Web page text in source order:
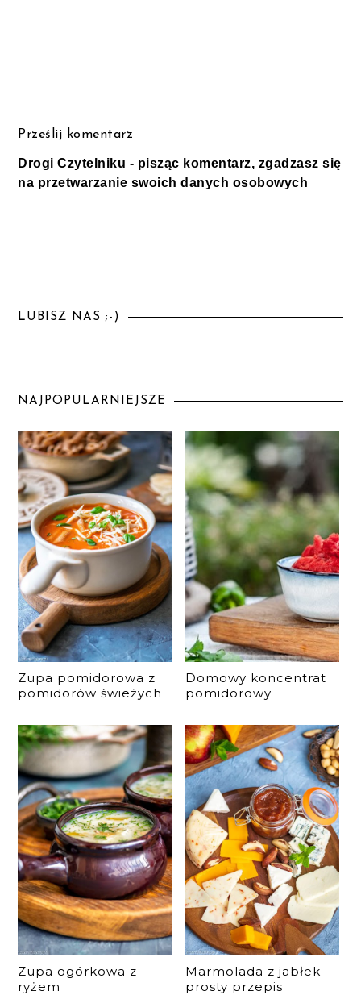
Prześlij komentarz
Drogi Czytelniku - pisząc komentarz, zgadzasz się
na przetwarzanie swoich danych osobowych
LUBISZ NAS ;-)
NAJPOPULARNIEJSZE
Zupa pomidorowa z
pomidorów świeżych
Domowy koncentrat
pomidorowy
Zupa ogórkowa z
ryżem
Marmolada z jabłek –
prosty przepis